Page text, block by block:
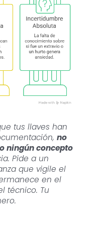
tus llaves han
no
ningún concepto
Pide a un
que vigile el
en el
técnico. Tu